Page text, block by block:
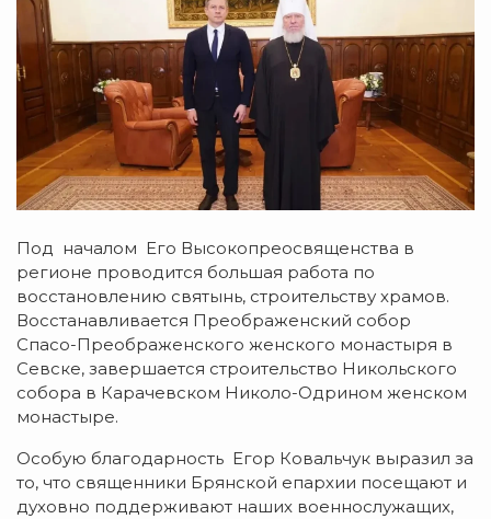
Под началом Его Высокопреосвященства в
регионе проводится большая работа по
восстановлению святынь, строительству храмов.
Восстанавливается Преображенский собор
Спасо-Преображенского женского монастыря в
Севске, завершается строительство Никольского
собора в Карачевском Николо-Одрином женском
монастыре.
Особую благодарность Егор Ковальчук выразил за
то, что священники Брянской епархии посещают и
духовно поддерживают наших военнослужащих,